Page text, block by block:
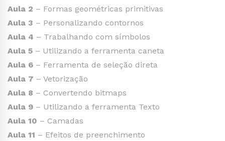
Aula 2 – Formas geométricas primitivas
Aula 3 – Personalizando contornos
Aula 4 – Trabalhando com símbolos
Aula 5 – Utilizando a ferramenta caneta
Aula 6 – Ferramenta de seleção direta
Aula 7 – Vetorização
Aula 8 – Convertendo bitmaps
Aula 9 – Utilizando a ferramenta Texto
Aula 10 – Camadas
Aula 11 – Efeitos de preenchimento